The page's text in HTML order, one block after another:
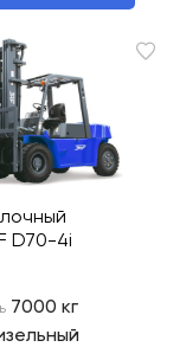
D70-4i
7000 кг